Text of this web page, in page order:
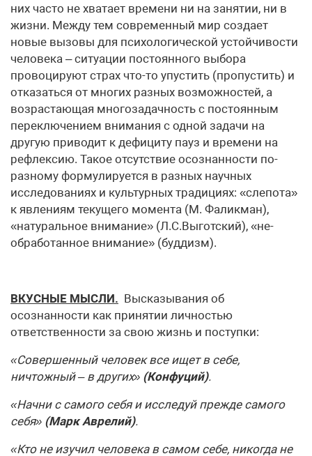
них часто не хватает времени ни на занятии, ни в
жизни. Между тем современ­ный мир создает
новые вызовы для психологической устойчиво­сти
человека – ситуации постоянного выбора
провоцируют страх что-то упустить (пропустить) и
отказаться от многих разных воз­можностей, а
возрастающая многозадачность с постоянным
пере­ключением внимания с одной задачи на
другую приводит к дефи­циту пауз и времени на
рефлексию. Такое отсутствие осознанно­сти по-
разному формулируется в разных научных
исследованиях и культурных традициях: «слепота»
к явлениям текущего момента (М. Фаликман),
«натуральное внимание» (Л.С.Выготский), «не­
обработанное внимание» (буддизм).
ВКУСНЫЕ МЫСЛИ. Высказывания об
осознанности как принятии лич­ностью
ответственности за свою жизнь и поступки:
«Совершенный человек все ищет в себе,
ничтожный – в других» (Кон­фуций).
«Начни с самого себя и исследуй прежде самого
себя» (Марк Аврелий).
«Кто не изучил человека в самом себе, никогда не